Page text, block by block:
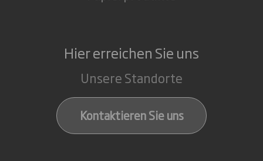
Hier erreichen Sie uns
Unsere Standorte
Kontaktieren Sie uns